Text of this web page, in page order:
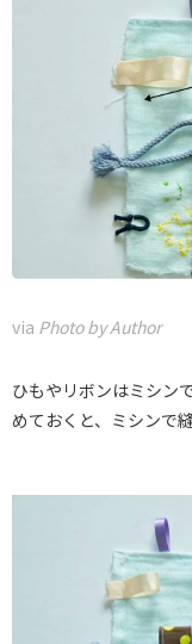
via Photo by Author
ひもやリボンはミシン
めておくと、ミシンで